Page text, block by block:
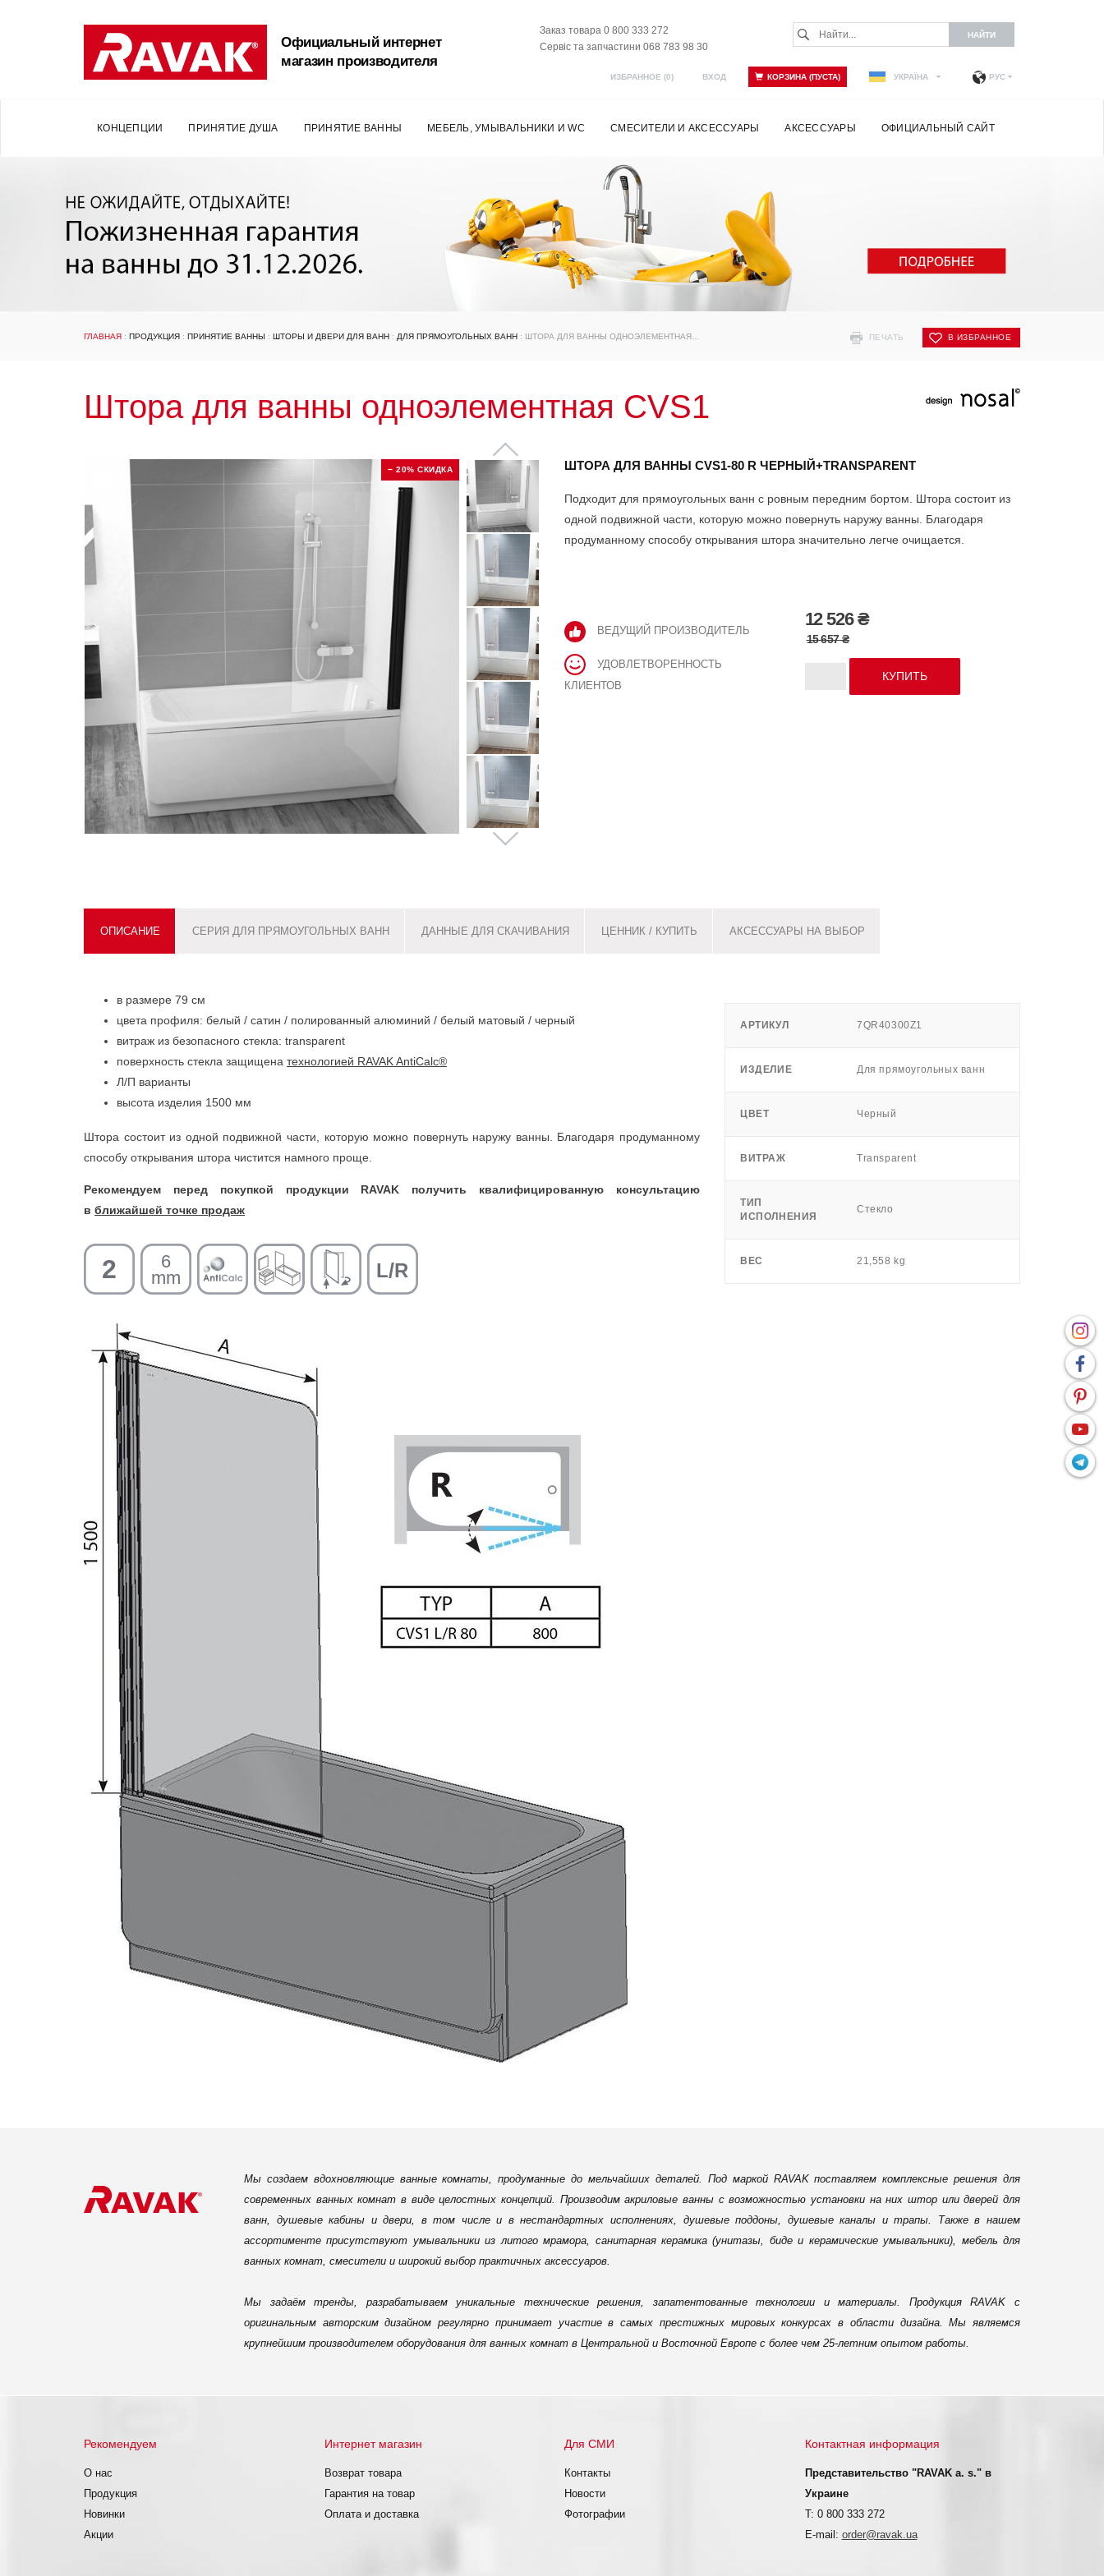
Официальный интернет
магазин производителя
Заказ товара 0 800 333 272
Сервіс та запчастини 068 783 98 30
ИЗБРАННОЕ (0) ВХОД КОРЗИНА (ПУСТА) УКРАЇНА РУС
КОНЦЕПЦИИ ПРИНЯТИЕ ДУША ПРИНЯТИЕ ВАННЫ МЕБЕЛЬ, УМЫВАЛЬНИКИ И WC СМЕСИТЕЛИ И АКСЕССУАРЫ АКСЕССУАРЫ ОФИЦИАЛЬНЫЙ САЙТ
ПЕЧАТЬ В ИЗБРАННОЕ
ГЛАВНАЯ : ПРОДУКЦИЯ : ПРИНЯТИЕ ВАННЫ : ШТОРЫ И ДВЕРИ ДЛЯ ВАНН : ДЛЯ ПРЯМОУГОЛЬНЫХ ВАНН : ШТОРА ДЛЯ ВАННЫ ОДНОЭЛЕМЕНТНАЯ CVS1
Штора для ванны одноэлементная CVS1
− 20% СКИДКА ШТОРА ДЛЯ ВАННЫ CVS1-80 R ЧЕРНЫЙ+TRANSPARENT
Подходит для прямоугольных ванн с ровным передним бортом. Штора состоит из
одной подвижной части, которую можно повернуть наружу ванны. Благодаря
продуманному способу открывания штора значительно легче очищается.
12 526 ₴
15 657 ₴
ВЕДУЩИЙ ПРОИЗВОДИТЕЛЬ
УДОВЛЕТВОРЕННОСТЬ
КЛИЕНТОВ
ОПИСАНИЕ СЕРИЯ ДЛЯ ПРЯМОУГОЛЬНЫХ ВАНН ДАННЫЕ ДЛЯ СКАЧИВАНИЯ ЦЕННИК / КУПИТЬ АКСЕССУАРЫ НА ВЫБОР
в размере 79 см
цвета профиля: белый / сатин / полированный алюминий / белый матовый / черный
витраж из безопасного стекла: transparent
поверхность стекла защищена технологией RAVAK AntiCalc®
Л/П варианты
высота изделия 1500 мм
Штора состоит из одной подвижной части, которую можно повернуть наружу ванны. Благодаря продуманному
способу открывания штора чистится намного проще.
Рекомендуем перед покупкой продукции RAVAK получить квалифицированную консультацию
в ближайшей точке продаж
АРТИКУЛ 7QR40300Z1
ИЗДЕЛИЕ Для прямоугольных ванн
ЦВЕТ Черный
ВИТРАЖ Transparent
ТИП
ИСПОЛНЕНИЯ
Стекло
ВЕС 21,558 kg
Мы создаем вдохновляющие ванные комнаты, продуманные до мельчайших деталей. Под маркой RAVAK поставляем комплексные решения для
современных ванных комнат в виде целостных концепций. Производим акриловые ванны с возможностью установки на них штор или дверей для
ванн, душевые кабины и двери, в том числе и в нестандартных исполнениях, душевые поддоны, душевые каналы и трапы. Также в нашем
ассортименте присутствуют умывальники из литого мрамора, санитарная керамика (унитазы, биде и керамические умывальники), мебель для
ванных комнат, смесители и широкий выбор практичных аксессуаров.
Мы задаём тренды, разрабатываем уникальные технические решения, запатентованные технологии и материалы. Продукция RAVAK с
оригинальным авторским дизайном регулярно принимает участие в самых престижных мировых конкурсах в области дизайна. Мы являемся
крупнейшим производителем оборудования для ванных комнат в Центральной и Восточной Европе с более чем 25-летним опытом работы.
Рекомендуем
О нас
Продукция
Новинки
Акции
Интернет магазин
Возврат товара
Гарантия на товар
Оплата и доставка
Для СМИ
Контакты
Новости
Фотографии
Контактная информация
Представительство "RAVAK a. s." в
Украине
T: 0 800 333 272
E-mail: order@ravak.ua